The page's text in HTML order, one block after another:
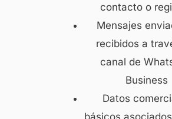
contacto o
Mensajes
recibidos a
canal de
Business
Datos
básicos